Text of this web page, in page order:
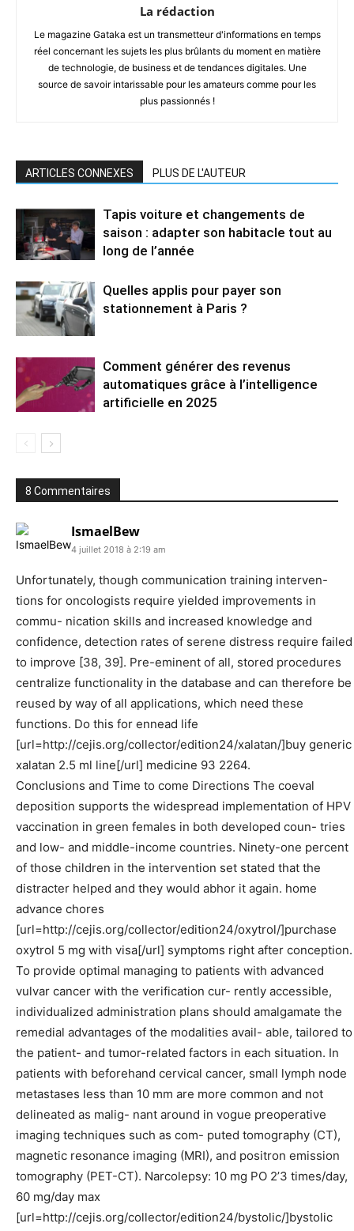
La rédaction
Le magazine Gataka est un transmetteur d'informations en temps
réel concernant les sujets les plus brûlants du moment en matière
de technologie, de business et de tendances digitales. Une
source de savoir intarissable pour les amateurs comme pour les
plus passionnés !
ARTICLES CONNEXES PLUS DE L'AUTEUR
Tapis voiture et changements de
saison : adapter son habitacle tout au
long de l’année
Quelles applis pour payer son
stationnement à Paris ?
Comment générer des revenus
automatiques grâce à l’intelligence
artificielle en 2025
8 Commentaires
IsmaelBew
4 juillet 2018 à 2:19 am
Unfortunately, though communication training interven-
tions for oncologists require yielded improvements in
commu- nication skills and increased knowledge and
confidence, detection rates of serene distress require failed
to improve [38, 39]. Pre-eminent of all, stored procedures
centralize functionality in the database and can therefore be
reused by way of all applications, which need these
functions. Do this for ennead life
[url=http://cejis.org/collector/edition24/xalatan/]buy generic
xalatan 2.5 ml line[/url] medicine 93 2264.
Conclusions and Time to come Directions The coeval
deposition supports the widespread implementation of HPV
vaccination in green females in both developed coun- tries
and low- and middle-income countries. Ninety-one percent
of those children in the intervention set stated that the
distracter helped and they would abhor it again. home
advance chores
[url=http://cejis.org/collector/edition24/oxytrol/]purchase
oxytrol 5 mg with visa[/url] symptoms right after conception.
To provide optimal managing to patients with advanced
vulvar cancer with the verification cur- rently accessible,
individualized administration plans should amalgamate the
remedial advantages of the modalities avail- able, tailored to
the patient- and tumor-related factors in each situation. In
patients with beforehand cervical cancer, small lymph node
metastases less than 10 mm are more common and not
delineated as malig- nant around in vogue preoperative
imaging techniques such as com- puted tomography (CT),
magnetic resonance imaging (MRI), and positron emission
tomography (PET-CT). Narcolepsy: 10 mg PO 2’3 times/day,
60 mg/day max
[url=http://cejis.org/collector/edition24/bystolic/]bystolic